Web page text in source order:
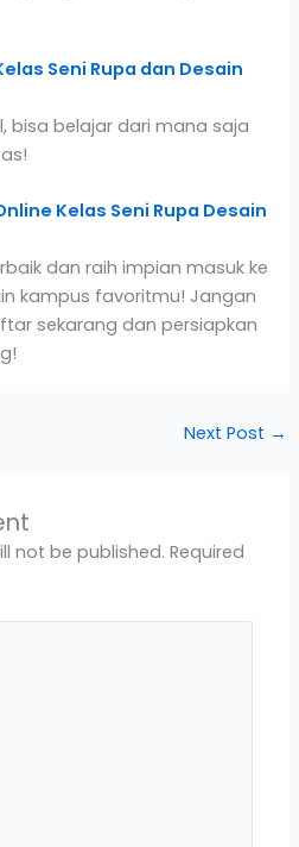
Seni Rupa dan Desain
bisa belajar dari mana saja
Kelas Seni Rupa Desain
dan raih impian masuk ke
kampus favoritmu! Jangan
sekarang dan persiapkan
Next Post →
not be published. Required